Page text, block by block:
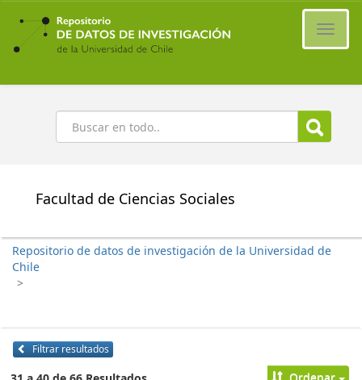
Ir
contenido
principal
Buscar
Facultad de Ciencias Sociales
Repositorio de datos de investigación de la Universidad de
Chile
>
Filtrar resultados